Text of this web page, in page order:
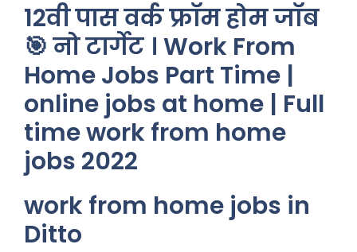
12वी पास वर्क फ्रॉम होम जॉब
🎯 नो टार्गेट । Work From
Home Jobs Part Time |
online jobs at home | Full
time work from home
jobs 2022
work from home jobs in
Ditto